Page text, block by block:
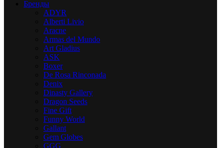
Бренды
ADYR
Alberti Livio
Aracne
Armas del Mundo
Art Gladius
ASK
Boxer
De Rosa Rinconada
Denix
Dinasty Gallery
Dragon Seeds
Fine Gift
Funny World
Gallant
Gem Globes
GGG